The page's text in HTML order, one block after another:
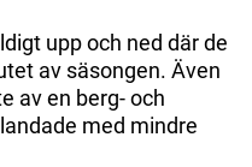
upp och ned där de
av säsongen. Även
av en berg- och
med mindre